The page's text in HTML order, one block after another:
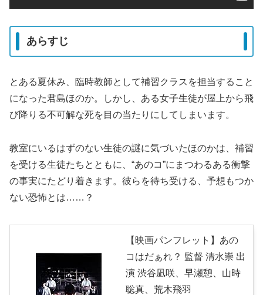
あらすじ
とある夏休み、臨時教師として補習クラスを担当すること
になった君島ほのか。しかし、ある女子生徒が屋上から飛
び降りる不可解な死を目の当たりにしてしまいます。
教室にいるはずのない生徒の謎に気づいたほのかは、補習
を受ける生徒たちとともに、“あのコ”にまつわるある衝撃
の事実にたどり着きます。彼らを待ち受ける、予想もつか
ない恐怖とは……？
【映画パンフレット】あの
コはだぁれ？ 監督 清水崇 出
演 渋谷凪咲、早瀬憩、山時
聡真、荒木飛羽